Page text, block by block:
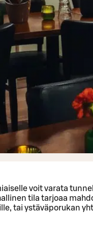
voit varata
tila tarjoaa
tai ystäväporukan